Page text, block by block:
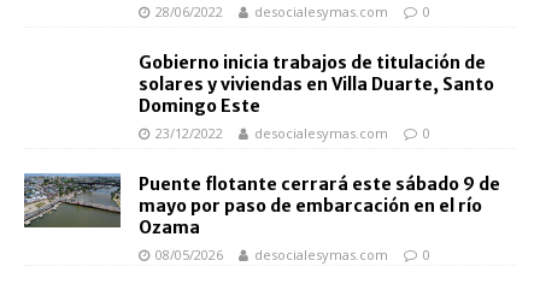
28/06/2022 desocialesymas.com 0
Gobierno inicia trabajos de titulación de
solares y viviendas en Villa Duarte, Santo
Domingo Este
23/12/2022 desocialesymas.com 0
Puente flotante cerrará este sábado 9 de
mayo por paso de embarcación en el río
Ozama
08/05/2026 desocialesymas.com 0